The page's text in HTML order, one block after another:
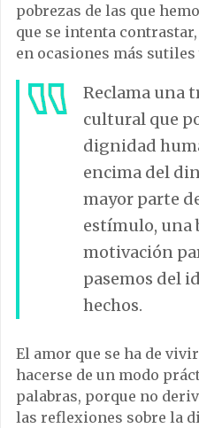
pobrezas de las que
que se intenta
en ocasiones más sutiles
Reclama una
cultural que
dignidad
encima del
mayor parte
estímulo, una
motivación
pasemos del
hechos.
El amor que se ha de
hacerse de un modo
palabras, porque no
las reflexiones sobre la